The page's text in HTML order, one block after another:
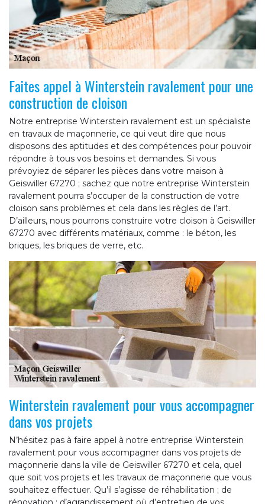
Faites appel à Winterstein ravalement pour une
construction de cloison
Notre entreprise Winterstein ravalement est un spécialiste
en travaux de maçonnerie, ce qui veut dire que nous
disposons des aptitudes et des compétences pour pouvoir
répondre à tous vos besoins et demandes. Si vous
prévoyiez de séparer les pièces dans votre maison à
Geiswiller 67270 ; sachez que notre entreprise Winterstein
ravalement pourra s’occuper de la construction de votre
cloison sans problèmes et cela dans les règles de l’art.
D’ailleurs, nous pourrons construire votre cloison à Geiswiller
67270 avec différents matériaux, comme : le béton, les
briques, les briques de verre, etc.
Winterstein ravalement pour vous accompagner
dans vos projets
N’hésitez pas à faire appel à notre entreprise Winterstein
ravalement pour vous accompagner dans vos projets de
maçonnerie dans la ville de Geiswiller 67270 et cela, quel
que soit vos projets et les travaux de maçonnerie que vous
souhaitez effectuer. Qu’il s’agisse de réhabilitation ; de